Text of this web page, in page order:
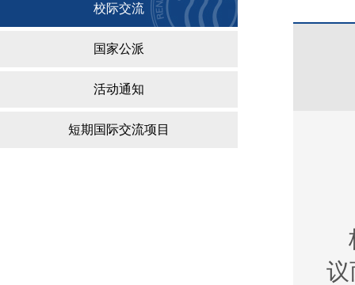
校际交流
国家公派
活动通知
短期国际交流项目
议